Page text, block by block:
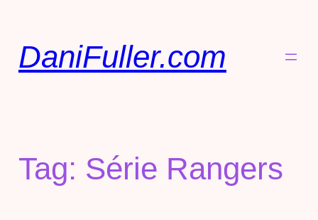
DaniFuller.com
Tag: Série Rangers